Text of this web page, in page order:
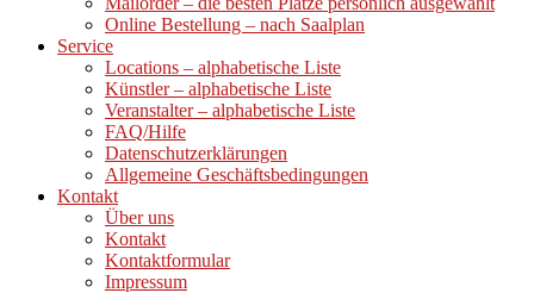
Online Bestellung – nach Saalplan
Service
Locations – alphabetische Liste
Künstler – alphabetische Liste
Veranstalter – alphabetische Liste
FAQ/Hilfe
Datenschutzerklärungen
Allgemeine Geschäftsbedingungen
Kontakt
Über uns
Kontakt
Kontaktformular
Impressum